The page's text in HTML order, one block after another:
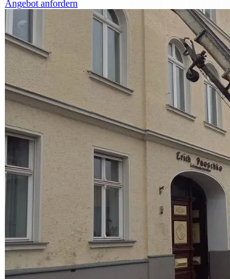
Angebot anfordern